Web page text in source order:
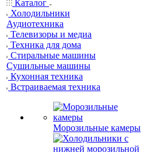
Каталог
Холодильники
Аудиотехника
Телевизоры и медиа
Техника для дома
Стиральные машины
Сушильные машины
Кухонная техника
Встраиваемая техника
Морозильные камеры